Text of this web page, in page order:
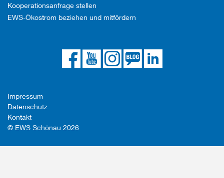
Kooperationsanfrage stellen
EWS-Ökostrom beziehen und mitfördern
EWS
auf
Facebook
EWS
auf
YouTube
EWS
auf
Instagram
zum
EWS
Blog LinkedIn
Impressum
Datenschutz
Kontakt
© EWS Schönau 2026